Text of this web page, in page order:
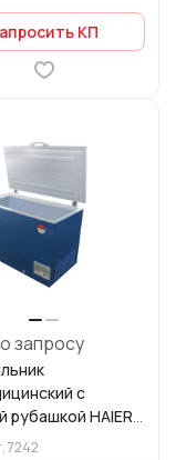
КП
запросу
с
рубашкой HAIER
(-15 ...-20°C)
7242